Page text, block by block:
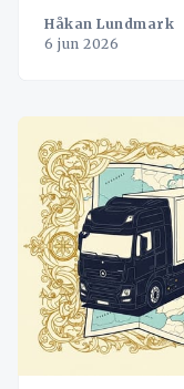
modellen, och
för att förstärka c
Håkan Lundmark
6 jun 2026